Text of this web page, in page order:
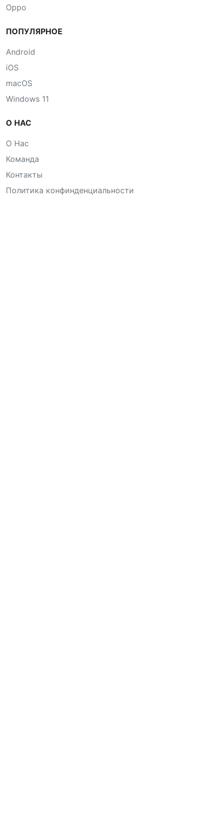
Oppo
ПОПУЛЯРНОЕ
Android
iOS
macOS
Windows 11
О НАС
О Нас
Команда
Контакты
Политика конфинденциальности